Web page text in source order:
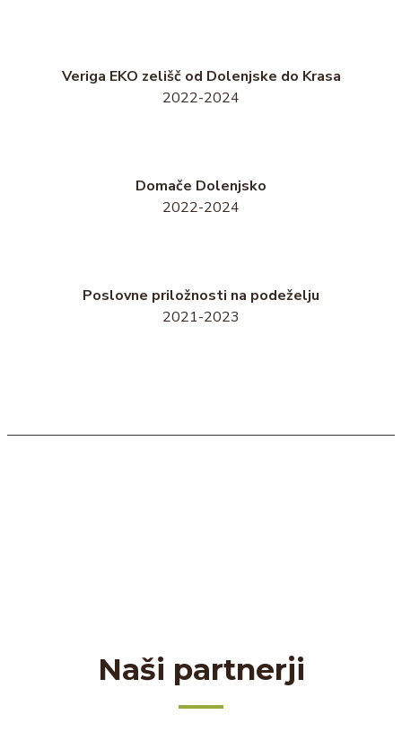
Veriga EKO zelišč od Dolenjske do Krasa
2022-2024
Domače Dolenjsko
2022-2024
Poslovne priložnosti na podeželju
2021-2023
Naši partnerji